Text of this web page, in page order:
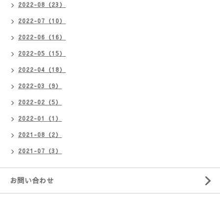
2022-08（23）
2022-07（10）
2022-06（16）
2022-05（15）
2022-04（18）
2022-03（9）
2022-02（5）
2022-01（1）
2021-08（2）
2021-07（3）
お問い合わせ